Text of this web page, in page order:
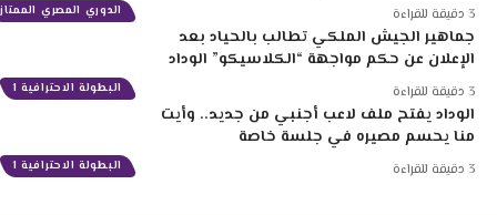
الدوري المصري الممتاز
البطولة الاحترافية 1
جماهير الجيش الملكي تطالب بالحياد بعد
الإعلان عن حكم مواجهة “الكلاسيكو” الوداد
البطولة الاحترافية 1
الوداد يفتح ملف لاعب أجنبي من جديد.. وأيت
منا يحسم مصيره في جلسة خاصة